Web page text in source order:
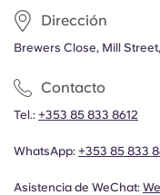
Dirección
Brewers Close, Mill
Contacto
Tel.: +353 85 833 8612
WhatsApp: +353 85 833
Asistencia de WeChat: